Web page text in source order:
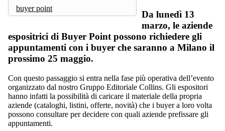
buyer point
Da lunedì 13
marzo, le aziende
espositrici di Buyer Point possono richiedere gli
appuntamenti con i buyer che saranno a Milano il
prossimo 25 maggio.
Con questo passaggio si entra nella fase più operativa dell’evento
organizzato dal nostro Gruppo Editoriale Collins. Gli espositori
hanno infatti la possibilità di caricare il materiale della propria
aziende (cataloghi, listini, offerte, novità) che i buyer a loro volta
possono consultare per decidere con quali aziende prefissare gli
appuntamenti.